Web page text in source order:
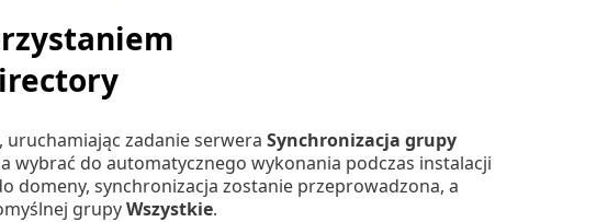
uruchamiając zadanie serwera Synchronizacja grupy
wybrać do automatycznego wykonania podczas instalacji
domeny, synchronizacja zostanie przeprowadzona, a
grupyWszystkie.